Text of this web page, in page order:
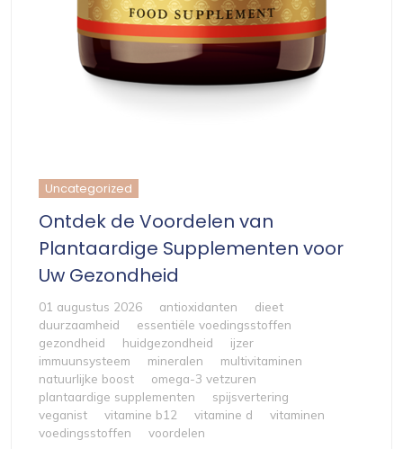
Uncategorized
Ontdek de Voordelen van
Plantaardige Supplementen voor
Uw Gezondheid
01 augustus 2026 antioxidanten
dieet
duurzaamheid
essentiële voedingsstoffen
gezondheid
huidgezondheid
ijzer
immuunsysteem
mineralen
multivitaminen
natuurlijke boost
omega-3 vetzuren
plantaardige supplementen
spijsvertering
veganist
vitamine b12 vitamine d
vitaminen
voedingsstoffen
voordelen